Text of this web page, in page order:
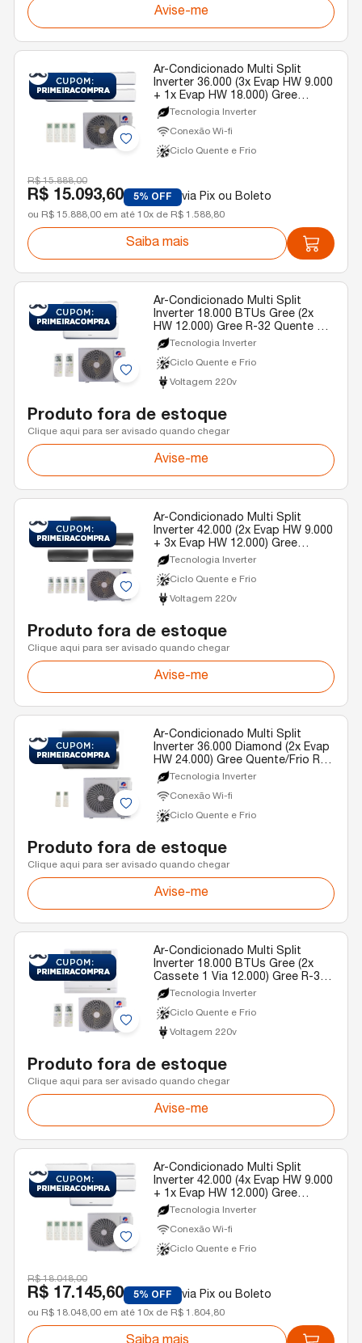
Avise-me
Ar-Condicionado Multi Split
Inverter 36.000 (3x Evap HW 9.000
+ 1x Evap HW 18.000) Gree
Quente/Frio R-32 220v
Tecnologia Inverter
Conexão Wi-fi
Ciclo Quente e Frio
R$ 15.888,00
R$ 15.093,60 5% OFF via Pix ou Boleto
ou R$ 15.888,00 em até 10x de R$ 1.588,80
Saiba mais
Ar-Condicionado Multi Split
Inverter 18.000 BTUs Gree (2x
HW 12.000) Gree R-32 Quente e
Frio 220v
Tecnologia Inverter
Ciclo Quente e Frio
Voltagem 220v
Produto fora de estoque
Clique aqui para ser avisado quando chegar
Avise-me
Ar-Condicionado Multi Split
Inverter 42.000 (2x Evap HW 9.000
+ 3x Evap HW 12.000) Gree
Diamond Quente/Frio R-32 220v
Tecnologia Inverter
Ciclo Quente e Frio
Voltagem 220v
Produto fora de estoque
Clique aqui para ser avisado quando chegar
Avise-me
Ar-Condicionado Multi Split
Inverter 36.000 Diamond (2x Evap
HW 24.000) Gree Quente/Frio R-
32 220v
Tecnologia Inverter
Conexão Wi-fi
Ciclo Quente e Frio
Produto fora de estoque
Clique aqui para ser avisado quando chegar
Avise-me
Ar-Condicionado Multi Split
Inverter 18.000 BTUs Gree (2x
Cassete 1 Via 12.000) Gree R-32
Quente e Frio 220v
Tecnologia Inverter
Ciclo Quente e Frio
Voltagem 220v
Produto fora de estoque
Clique aqui para ser avisado quando chegar
Avise-me
Ar-Condicionado Multi Split
Inverter 42.000 (4x Evap HW 9.000
+ 1x Evap HW 12.000) Gree
Quente/Frio R-32 220v
Tecnologia Inverter
Conexão Wi-fi
Ciclo Quente e Frio
R$ 18.048,00
R$ 17.145,60 5% OFF via Pix ou Boleto
ou R$ 18.048,00 em até 10x de R$ 1.804,80